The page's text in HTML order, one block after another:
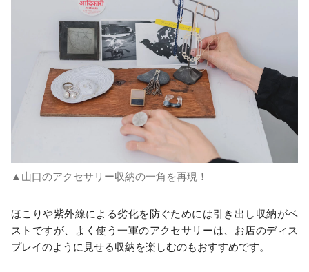
▲山口のアクセサリー収納の一角を再現！
ほこりや紫外線による劣化を防ぐためには引き出し収納がベ
ストですが、よく使う一軍のアクセサリーは、お店のディス
プレイのように見せる収納を楽しむのもおすすめです。